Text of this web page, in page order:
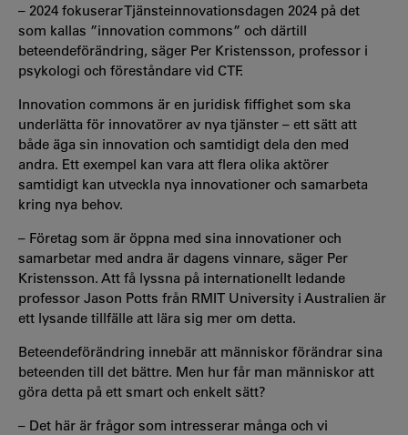
– 2024 fokuserar Tjänsteinnovationsdagen 2024 på det
som kallas ”innovation commons” och därtill
beteendeförändring, säger Per Kristensson, professor i
psykologi och föreståndare vid CTF.
Innovation commons är en juridisk fiffighet som ska
underlätta för innovatörer av nya tjänster – ett sätt att
både äga sin innovation och samtidigt dela den med
andra. Ett exempel kan vara att flera olika aktörer
samtidigt kan utveckla nya innovationer och samarbeta
kring nya behov.
– Företag som är öppna med sina innovationer och
samarbetar med andra är dagens vinnare, säger Per
Kristensson. Att få lyssna på internationellt ledande
professor Jason Potts från RMIT University i Australien är
ett lysande tillfälle att lära sig mer om detta.
Beteendeförändring innebär att människor förändrar sina
beteenden till det bättre. Men hur får man människor att
göra detta på ett smart och enkelt sätt?
– Det här är frågor som intresserar många och vi